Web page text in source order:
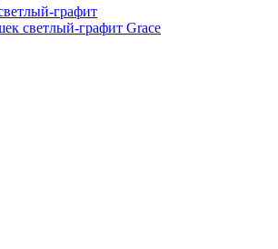
графит
светлый-графит Grace